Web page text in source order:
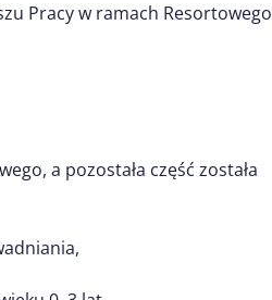
Pracy w ramach Resortowego
a pozostała część została